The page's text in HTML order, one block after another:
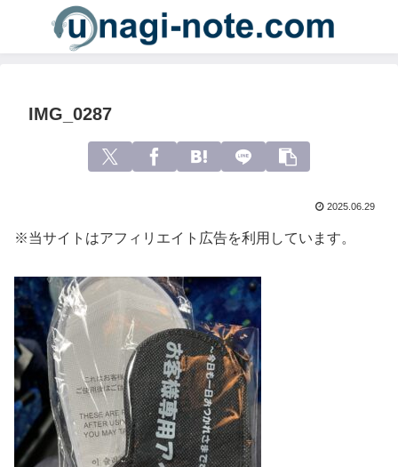
IMG_0287
2025.06.29
※当サイトはアフィリエイト広告を利用しています。